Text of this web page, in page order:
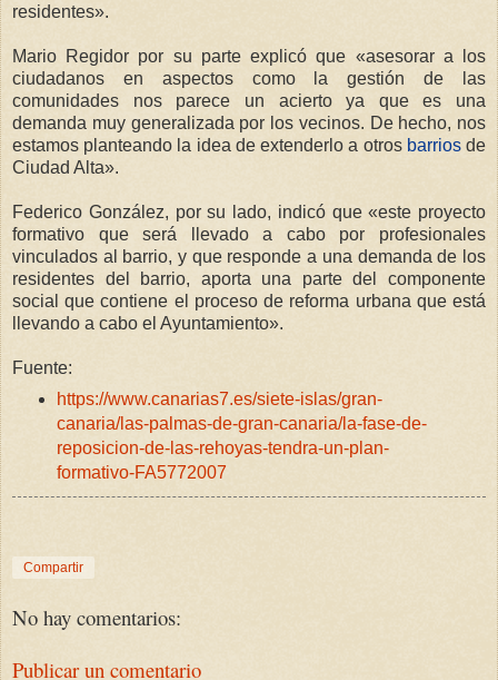
residentes».
Mario Regidor por su parte explicó que «asesorar a los
ciudadanos en aspectos como la gestión de las
comunidades nos parece un acierto ya que es una
demanda muy generalizada por los vecinos. De hecho, nos
estamos planteando la idea de extenderlo a otros barriosde
Ciudad Alta».
Federico González, por su lado, indicó que «este proyecto
formativo que será llevado a cabo por profesionales
vinculados al barrio, y que responde a una demanda de los
residentes del barrio, aporta una parte del componente
social que contiene el proceso de reforma urbana que está
llevando a cabo el Ayuntamiento».
Fuente:
https://www.canarias7.es/siete-islas/gran-
canaria/las-palmas-de-gran-canaria/la-fase-de-
reposicion-de-las-rehoyas-tendra-un-plan-
formativo-FA5772007
Compartir
No hay comentarios:
Publicar un comentario